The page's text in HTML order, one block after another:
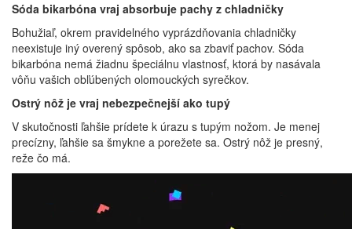
Sóda bikarbóna vraj absorbuje pachy z chladničky
Bohužiaľ, okrem pravidelného vyprázdňovania chladničky
neexistuje iný overený spôsob, ako sa zbaviť pachov. Sóda
bikarbóna nemá žiadnu špeciálnu vlastnosť, ktorá by nasávala
vôňu vašich obľúbených olomouckých syrečkov.
Ostrý nôž je vraj nebezpečnejší ako tupý
V skutočnosti ľahšie prídete k úrazu s tupým nožom. Je menej
precízny, ľahšie sa šmykne a porežete sa. Ostrý nôž je presný,
reže čo má.